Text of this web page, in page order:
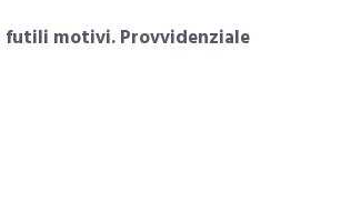
motivi. Provvidenziale